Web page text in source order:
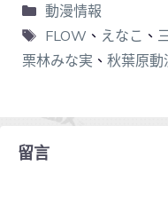
動漫情報
FLOW 、 えなこ 、
栗林みな実 、 秋葉原動
留言